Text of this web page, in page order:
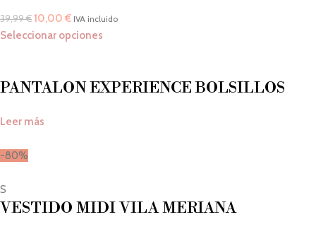
39,99€10,00 € IVA incluido
Seleccionar opciones
PANTALON EXPERIENCE BOLSILLOS
Leer más
-80%
S
VESTIDO MIDI VILA MERIANA